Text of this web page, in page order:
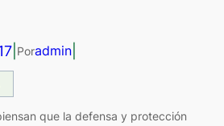
| Poradmin|
que la defensa y protección